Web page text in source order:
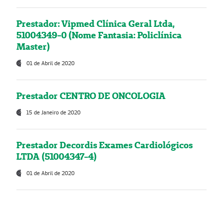
Prestador: Vipmed Clínica Geral Ltda,
51004349-0 (Nome Fantasia: Policlínica
Master)
01 de Abril de 2020
Prestador CENTRO DE ONCOLOGIA
15 de Janeiro de 2020
Prestador Decordis Exames Cardiológicos
LTDA (51004347-4)
01 de Abril de 2020